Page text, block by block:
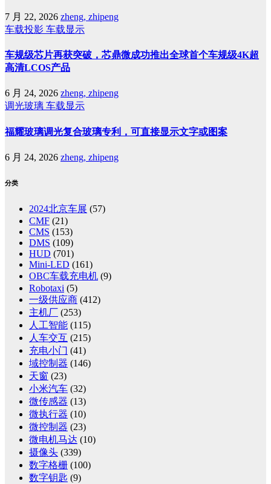
7 月 22, 2026 zheng, zhipeng
车载投影 车载显示
车规级芯片再获突破，芯鼎微成功推出全球首个车规级4K超
高清LCOS产品
6 月 24, 2026 zheng, zhipeng
调光玻璃 车载显示
福耀玻璃调光复合玻璃专利，可直接显示文字或图案
6 月 24, 2026 zheng, zhipeng
分类
2024北京车展 (57)
CMF (21)
CMS (153)
DMS (109)
HUD (701)
Mini-LED (161)
OBC车载充电机 (9)
Robotaxi (5)
一级供应商 (412)
主机厂 (253)
人工智能 (115)
人车交互 (215)
充电小门 (41)
域控制器 (146)
天窗 (23)
小米汽车 (32)
微传感器 (13)
微执行器 (10)
微控制器 (23)
微电机马达 (10)
摄像头 (339)
数字格栅 (100)
数字钥匙 (9)